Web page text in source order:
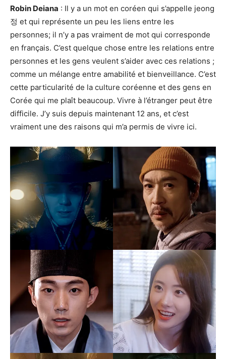
Robin Deiana : Il y a un mot en coréen qui s’appelle jeong
정 et qui représente un peu les liens entre les
personnes; il n’y a pas vraiment de mot qui corresponde
en français. C’est quelque chose entre les relations entre
personnes et les gens veulent s’aider avec ces relations ;
comme un mélange entre amabilité et bienveillance. C’est
cette particularité de la culture coréenne et des gens en
Corée qui me plaît beaucoup. Vivre à l’étranger peut être
difficile. J’y suis depuis maintenant 12 ans, et c’est
vraiment une des raisons qui m’a permis de vivre ici.